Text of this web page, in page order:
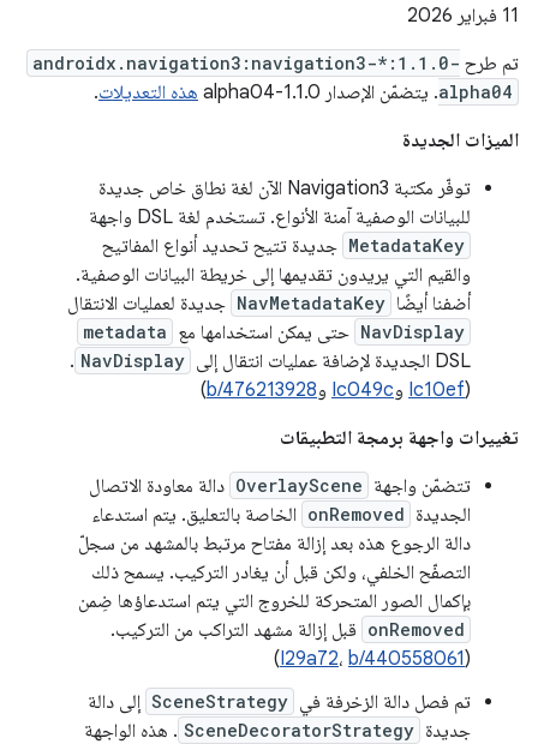
‫11 فبراير 2026
تم طرح androidx.navigation3:navigation3-*:1.1.0-
alpha04. يتضمّن الإصدار 1.1.0-alpha04 هذه التعديلات.
الميزات الجديدة
توفّر مكتبة Navigation3 الآن لغة نطاق خاص جديدة
للبيانات الوصفية آمنة الأنواع. تستخدم لغة DSL واجهة
MetadataKey جديدة تتيح تحديد أنواع المفاتيح
والقيم التي يريدون تقديمها إلى خريطة البيانات الوصفية.
أضفنا أيضًا NavMetadataKey جديدة لعمليات الانتقال
NavDisplay حتى يمكن استخدامها مع metadata
DSL الجديدة لإضافة عمليات انتقال إلى NavDisplay
.
(
Ic10ef وIc049c وb/476213928
)
تغييرات واجهة برمجة التطبيقات
تتضمّن واجهة OverlayScene دالة معاودة الاتصال
الجديدة onRemoved الخاصة بالتعليق. يتم استدعاء
دالة الرجوع هذه بعد إزالة مفتاح مرتبط بالمشهد من سجلّ
التصفّح الخلفي، ولكن قبل أن يغادر التركيب. يسمح ذلك
بإكمال الصور المتحركة للخروج التي يتم استدعاؤها ضِمن
onRemoved قبل إزالة مشهد التراكب من التركيب.
(
I29a72، b/440558061
)
تم فصل دالة الزخرفة في SceneStrategy إلى دالة
جديدة SceneDecoratorStrategy . هذه الواجهة